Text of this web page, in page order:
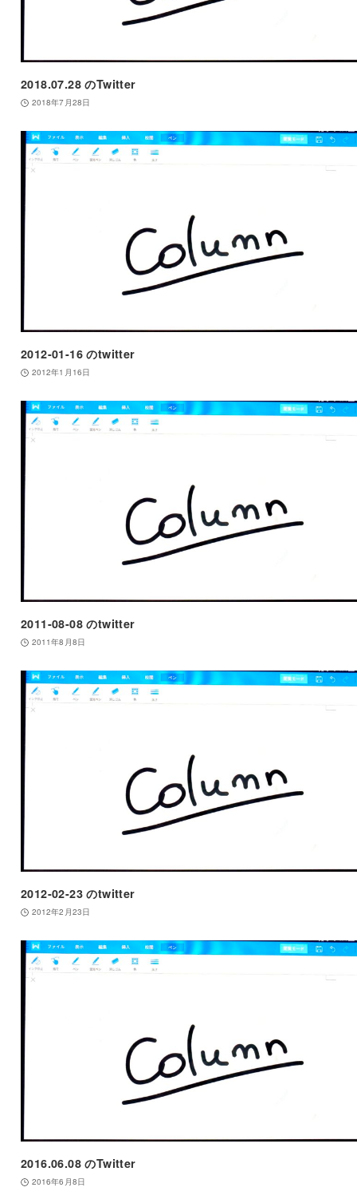
2018.07.28 のTwitter
2018年7月28日
2012-01-16 のtwitter
2012年1月16日
2011-08-08 のtwitter
2011年8月8日
2012-02-23 のtwitter
2012年2月23日
2016.06.08 のTwitter
2016年6月8日